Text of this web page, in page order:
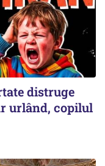
distruge
urlând, copilul